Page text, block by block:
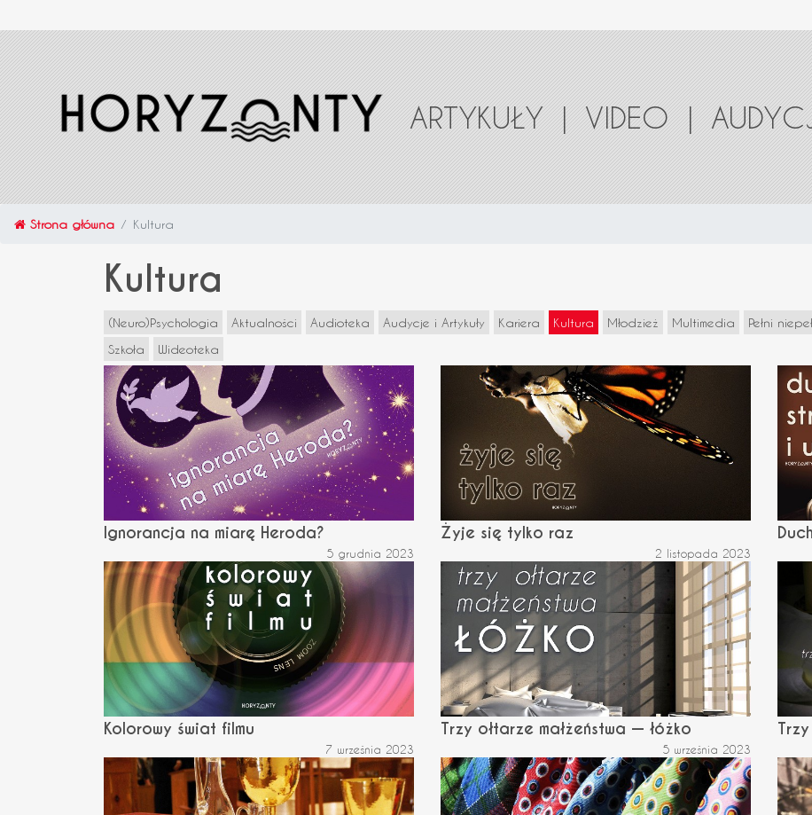
ARTYKUŁY | VIDEO |
Strona główna Kultura
Kultura
(Neuro)Psychologia Aktualności Audioteka Audycje i Artykuły Kariera Kultura Młodzież Multimedia Pełni
Szkoła
Wideoteka
Ignorancja na miarę Heroda?
5 grudnia 2023
Żyje się tylko raz
2 listopada 2023
Kolorowy świat filmu
7 września 2023
Trzy ołtarze małżeństwa — łóżko
5 września 2023